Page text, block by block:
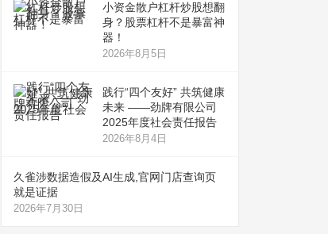
小资金散户杠杆炒股想翻
身？股票杠杆不是暴富神
器！
2026年8月5日
践行“四个友好” 共筑健康
未来 ——劲牌有限公司
2025年度社会责任报告
2026年8月4日
久雀涉数据造假及AI生成,官网门店查询页
就是证据
2026年7月30日